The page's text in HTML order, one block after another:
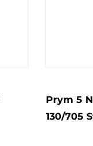
Prym 5
130/705